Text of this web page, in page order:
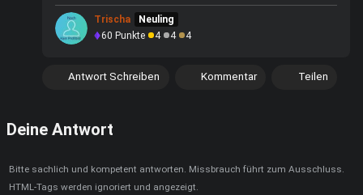
Trischa
Neuling
60 Punkte 4 4 4
Antwort Schreiben Kommentar Teilen
Deine Antwort
Bitte sachlich und kompetent antworten. Missbrauch führt zum Ausschluss.
HTML-Tags werden ignoriert und angezeigt.